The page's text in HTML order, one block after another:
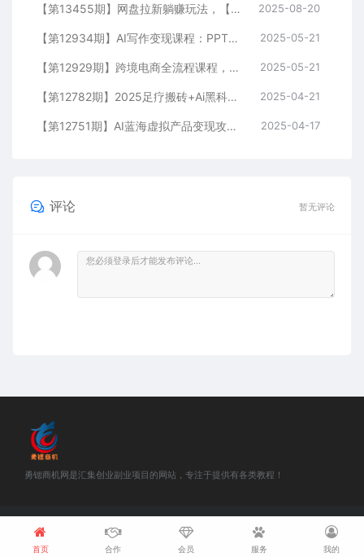
【第13455期】网盘拉新躺赚玩法，【网盘+即梦+小说+短剧】拉新 2025-08-20
【第12934期】AI写作变现课程：PPT制作，文案撰写实战，零基础7天周入3k+案例拆解 2025-05-21
【第12929期】跨境电商全流程课程，社媒运营独立站搭建，掌握选品流量，实现高效出海 2025-05-21
【第12782期】2025足疗搬砖+Ai黑科技，5分钟一条视频，手把手教学小白 2025-04-21
【第12751期】AI蓝海虚拟产品变现攻略，零投入、易操作，手把手打造风口副业项目 2025-04-17
评论 暂无评论
勇锶商机网是汇集创业副业项目的网站，专注于提供有各类教程！
©2018-2021 勇锶商机网 站内部分资源收集于网络，若侵犯了您的合法
权益，请联系我们删除！
浙ICP备18048457号-1
首页 合作 会员 服务 我的